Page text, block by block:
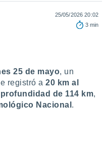
25/05/2026 20:02
3 min
25 de mayo, un
registró a20 km al
profundidad de 114 km,
Nacional .